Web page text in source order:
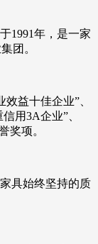
1991年，是一家
团。
益十佳企业”、
用3A企业”、
奖项。
具始终坚持的质